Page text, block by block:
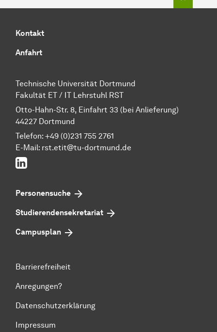
Kontakt
Anfahrt
Technische Universität Dortmund
Fakultät ET / IT Lehrstuhl RST
Otto-Hahn-Str. 8, Einfahrt 33 (bei Anlieferung)
44227 Dortmund
Telefon: +49 (0)231 755 2761
E-Mail: rst.etit@tu-dortmund.de
LinkedIn
Personensuche
Studierenden­sekretariat
Campusplan
Barrierefreiheit
Anregungen?
Datenschutzerklärung
Impressum